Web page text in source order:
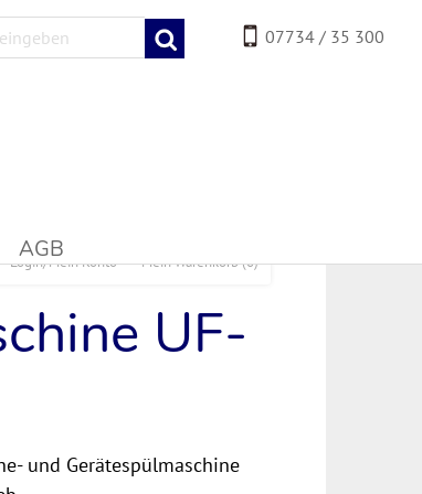
07734 / 35 300
AGB Mein Warenkorb(0)
Login/Mein Konto
UF-
und Gerätespülmaschine